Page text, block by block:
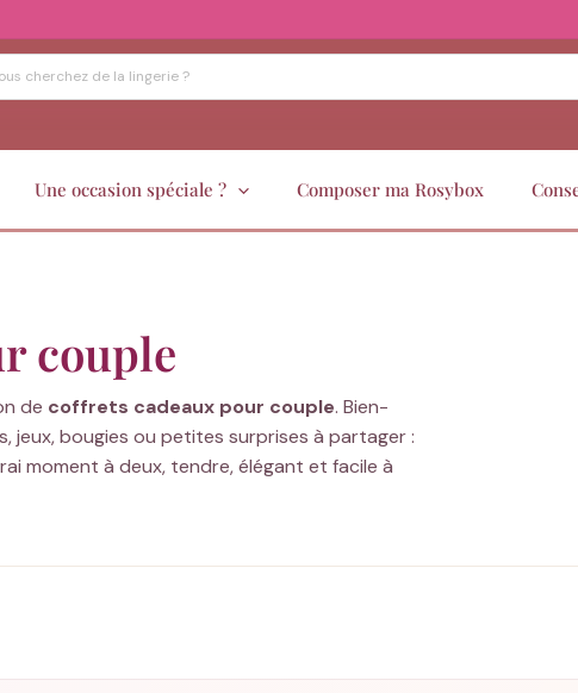
Une occasion spéciale ? Composer ma Rosybox
couple
de coffrets cadeaux pour couple. Bien-
jeux, bougies ou petites surprises à partager :
moment à deux, tendre, élégant et facile à